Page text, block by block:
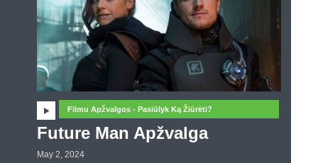
Filmu Apžvalgos - Pasiūlyk Ką Žiūrėti?
Future Man Apžvalga
May 2, 2024